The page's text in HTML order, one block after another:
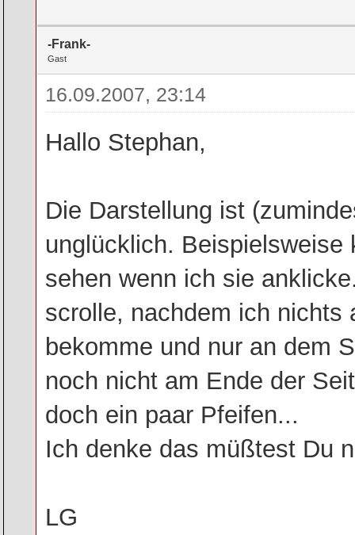
-Frank-
Gast
16.09.2007, 23:14
Hallo Stephan,
Die Darstellung ist
unglücklich.
sehen wenn ich sie
scrolle, nachdem ich nichts
bekomme und nur an dem
noch nicht am Ende der
doch ein paar Pfeifen...
Ich denke das müßtest Du
LG